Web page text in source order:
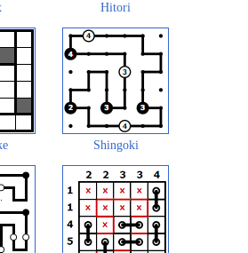
Hitori
Shingoki